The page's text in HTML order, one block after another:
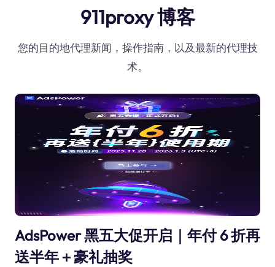
911proxy 博客
您的目的地代理新闻，操作指南，以及最新的代理技
术。
AdsPower 黑五大促开启｜年付 6 折再
送半年＋豪礼抽奖